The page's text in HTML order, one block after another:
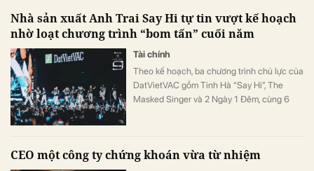
Nhà sản xuất Anh Trai Say Hi tự tin vượt kế hoạch
nhờ loạt chương trình “bom tấn” cuối năm
Tài chính
Theo kế hoạch, ba chương trình chủ lực của
DatVietVAC gồm Tinh Hà “Say Hi”, The
Masked Singer và 2 Ngày 1 Đêm, cùng 6
CEO một công ty chứng khoán vừa từ nhiệm